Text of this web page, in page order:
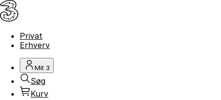
Privat
Erhverv
Mit 3
Søg
Kurv